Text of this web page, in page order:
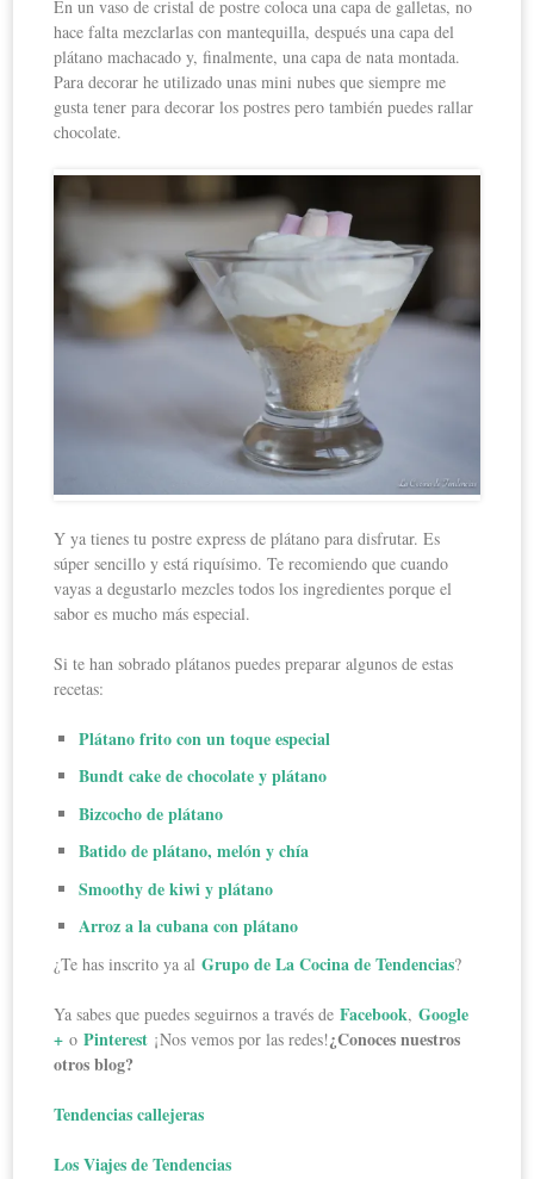
En un vaso de cristal de postre coloca una capa de galletas, no
hace falta mezclarlas con mantequilla, después una capa del
plátano machacado y, finalmente, una capa de nata montada.
Para decorar he utilizado unas mini nubes que siempre me
gusta tener para decorar los postres pero también puedes rallar
chocolate.
Y ya tienes tu postre express de plátano para disfrutar. Es
súper sencillo y está riquísimo. Te recomiendo que cuando
vayas a degustarlo mezcles todos los ingredientes porque el
sabor es mucho más especial.
Si te han sobrado plátanos puedes preparar algunos de estas
recetas:
Plátano frito con un toque especial
Bundt cake de chocolate y plátano
Bizcocho de plátano
Batido de plátano, melón y chía
Smoothy de kiwi y plátano
Arroz a la cubana con plátano
¿Te has inscrito ya alGrupo de La Cocina de Tendencias?
Ya sabes que puedes seguirnos a través deFacebook,Google
+ oPinterest ¡Nos vemos por las redes!¿Conoces nuestros
otros blog?
Tendencias callejeras
Los Viajes de Tendencias